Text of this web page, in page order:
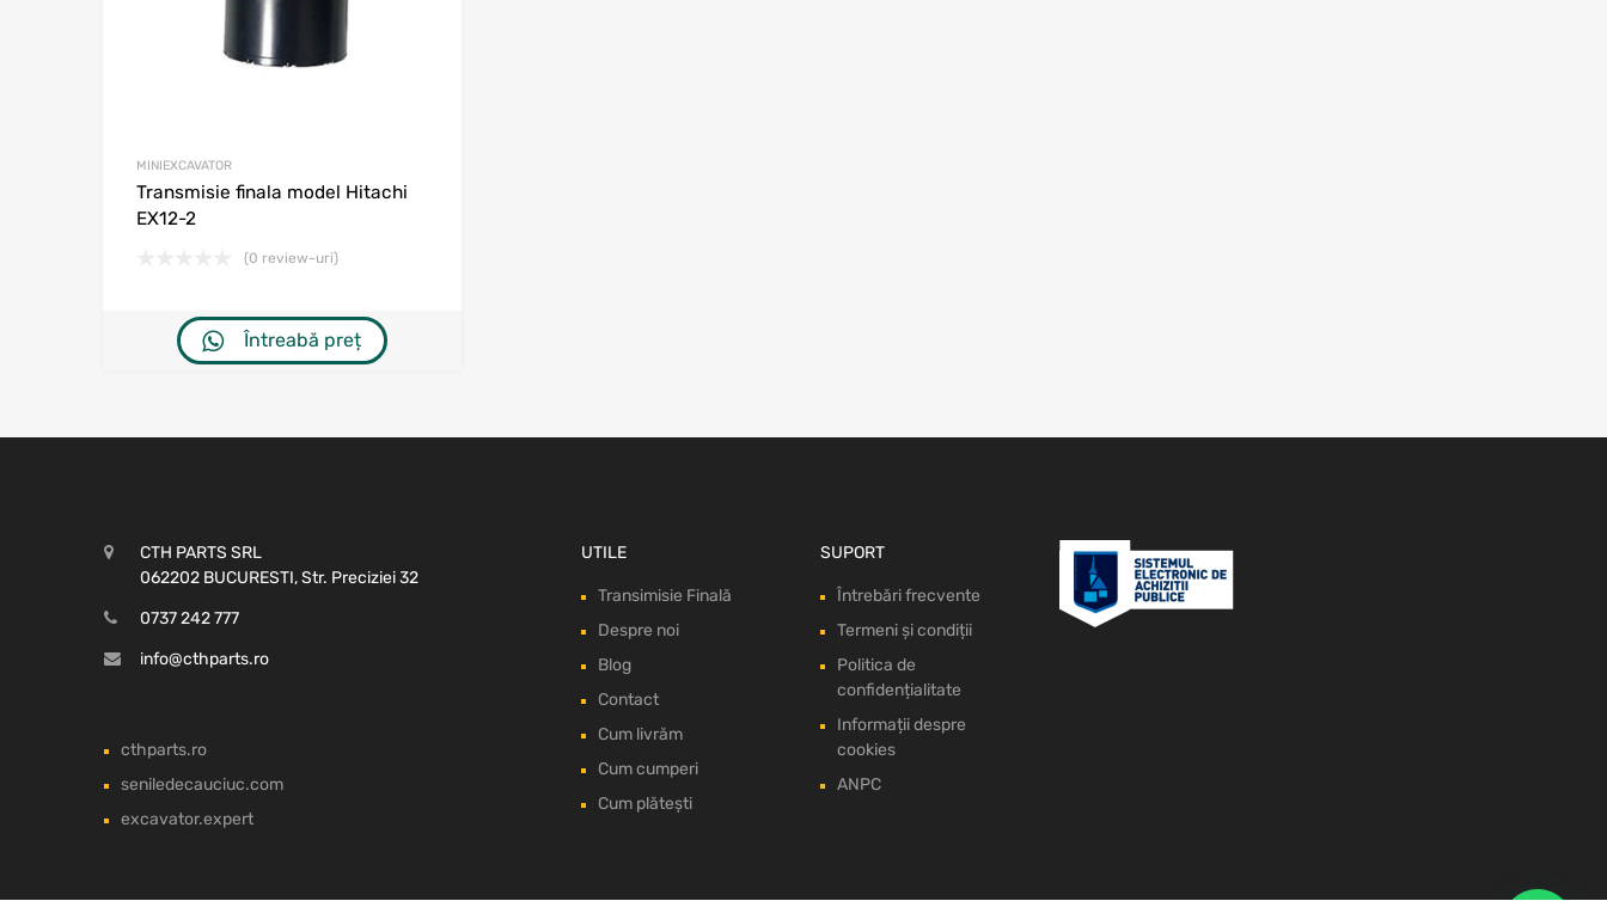
MINIEXCAVATOR
Transmisie finala model Hitachi
EX12-2
(0 review-uri)
Întreabă preț
CTH PARTS SRL
062202 BUCURESTI, Str. Preciziei 32
0737 242 777
info@cthparts.ro
cthparts.ro
seniledecauciuc.com
excavator.expert
UTILE
Transimisie Finală
Despre noi
Blog
Contact
Cum livrăm
Cum cumperi
Cum plătești
SUPORT
Întrebări frecvente
Termeni și condiții
Politica de
confidențialitate
Informații despre
cookies
ANPC